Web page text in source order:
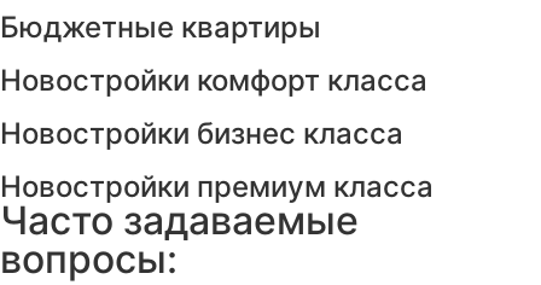
Бюджетные квартиры
Новостройки комфорт класса
Новостройки бизнес класса
Новостройки премиум класса
Часто задаваемые
вопросы: